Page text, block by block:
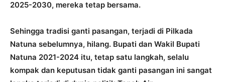
2025-2030, mereka tetap bersama.
Sehingga tradisi ganti pasangan, terjadi di Pilkada
Natuna sebelumnya, hilang. Bupati dan Wakil Bupati
Natuna 2021-2024 itu, tetap satu langkah, selalu
kompak dan keputusan tidak ganti pasangan ini sangat